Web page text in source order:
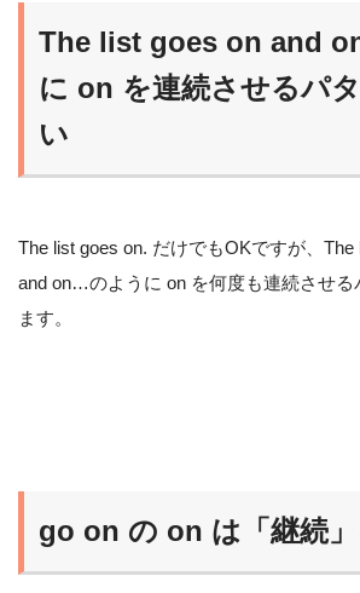
The list goes on and
に on を連続させるパ
い
The list goes on. だけでもOKですが、The
and on…のように on を何度も連続させる
ます。
go on の on は「継続